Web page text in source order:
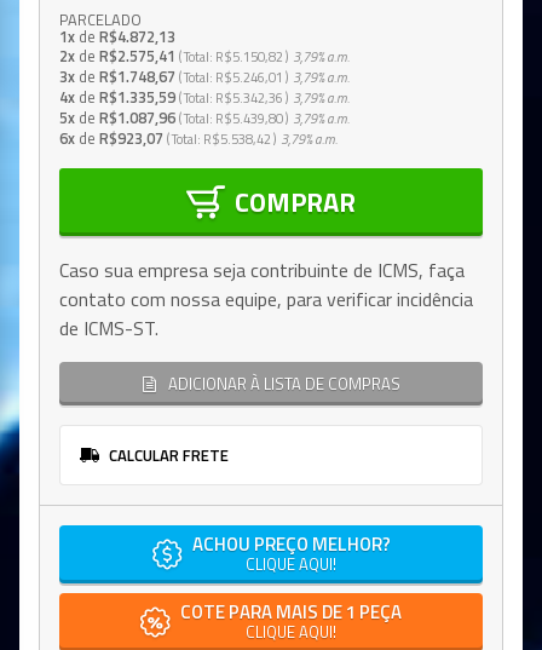
PARCELADO
1x de R$4.872,13
2x de R$2.575,41 Total R$5.150,82 3,79%a.m.
3x de R$1.748,67 Total R$5.246,01 3,79%a.m.
4x de R$1.335,59 Total R$5.342,36 3,79%a.m.
5x de R$1.087,96 Total R$5.439,80 3,79%a.m.
6x de R$923,07 Total R$5.538,42 3,79%a.m.
COMPRAR
Caso sua empresa seja contribuinte de ICMS, faça
contato com nossa equipe, para verificar incidência
de ICMS-ST.
ADICIONAR À LISTA DE COMPRAS
CALCULAR FRETE
ACHOU PREÇO MELHOR?
CLIQUE AQUI!
COTE PARA MAIS DE 1 PEÇA
CLIQUE AQUI!